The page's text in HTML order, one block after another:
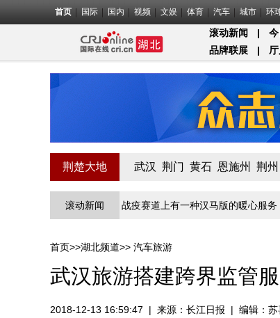
首页 国际 国内 视频 文娱 体育 汽车 城市 环
滚动新闻 |
品牌联展
|
荆楚大地 武汉 荆门 黄石 恩施州 荆州
滚动新闻
“疫”线守门员 战疫赛道上有一种汉马版的暖心服务 物
首页>>湖北频道>> 汽车旅游
武汉旅游搭建跨界监管
2018-12-13 16:59:47 | 来源： 长江日报 | 编辑：苏